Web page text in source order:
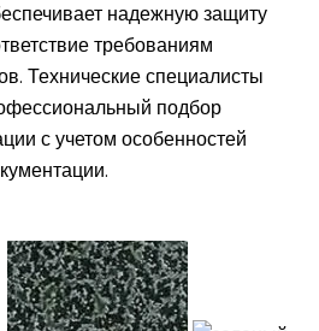
надежную защиту
требованиям
Технические специалисты
подбор
с учетом особенностей